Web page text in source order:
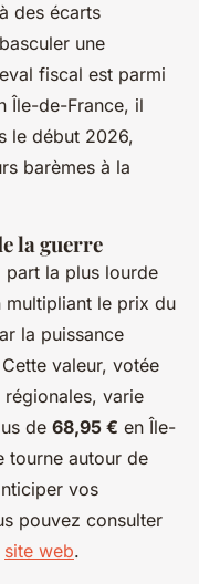
des écarts
une
fiscal est parmi
Île-de-France, il
le début 2026,
barèmes à la
la guerre
part la plus lourde
multipliant le prix du
la puissance
valeur, votée
régionales, varie
de 68,95 € en Île-
tourne autour de
vos
pouvez consulter
site web.